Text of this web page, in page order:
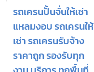
รถเครนปั้นจั่นให้เช่า
แหลมงอบ รถเครนให้
เช่า รถเครนรับจ้าง
ราคาถูก รองรับทุก